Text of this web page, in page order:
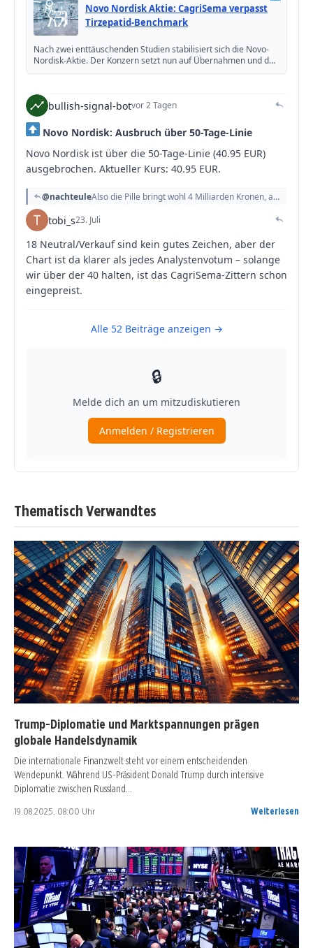
Thematisch Verwandtes
Trump-Diplomatie und Marktspannungen prägen
globale Handelsdynamik
Die internationale Finanzwelt steht vor einem entscheidenden
Wendepunkt. Während US-Präsident Donald Trump durch intensive
Diplomatie zwischen Russland…
19.08.2025, 08:00 Uhr Weiterlesen